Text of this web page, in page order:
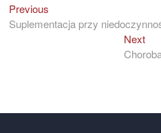
Nawigacja
wpisu
Previous
post:
Suplementacja przy
NextNext